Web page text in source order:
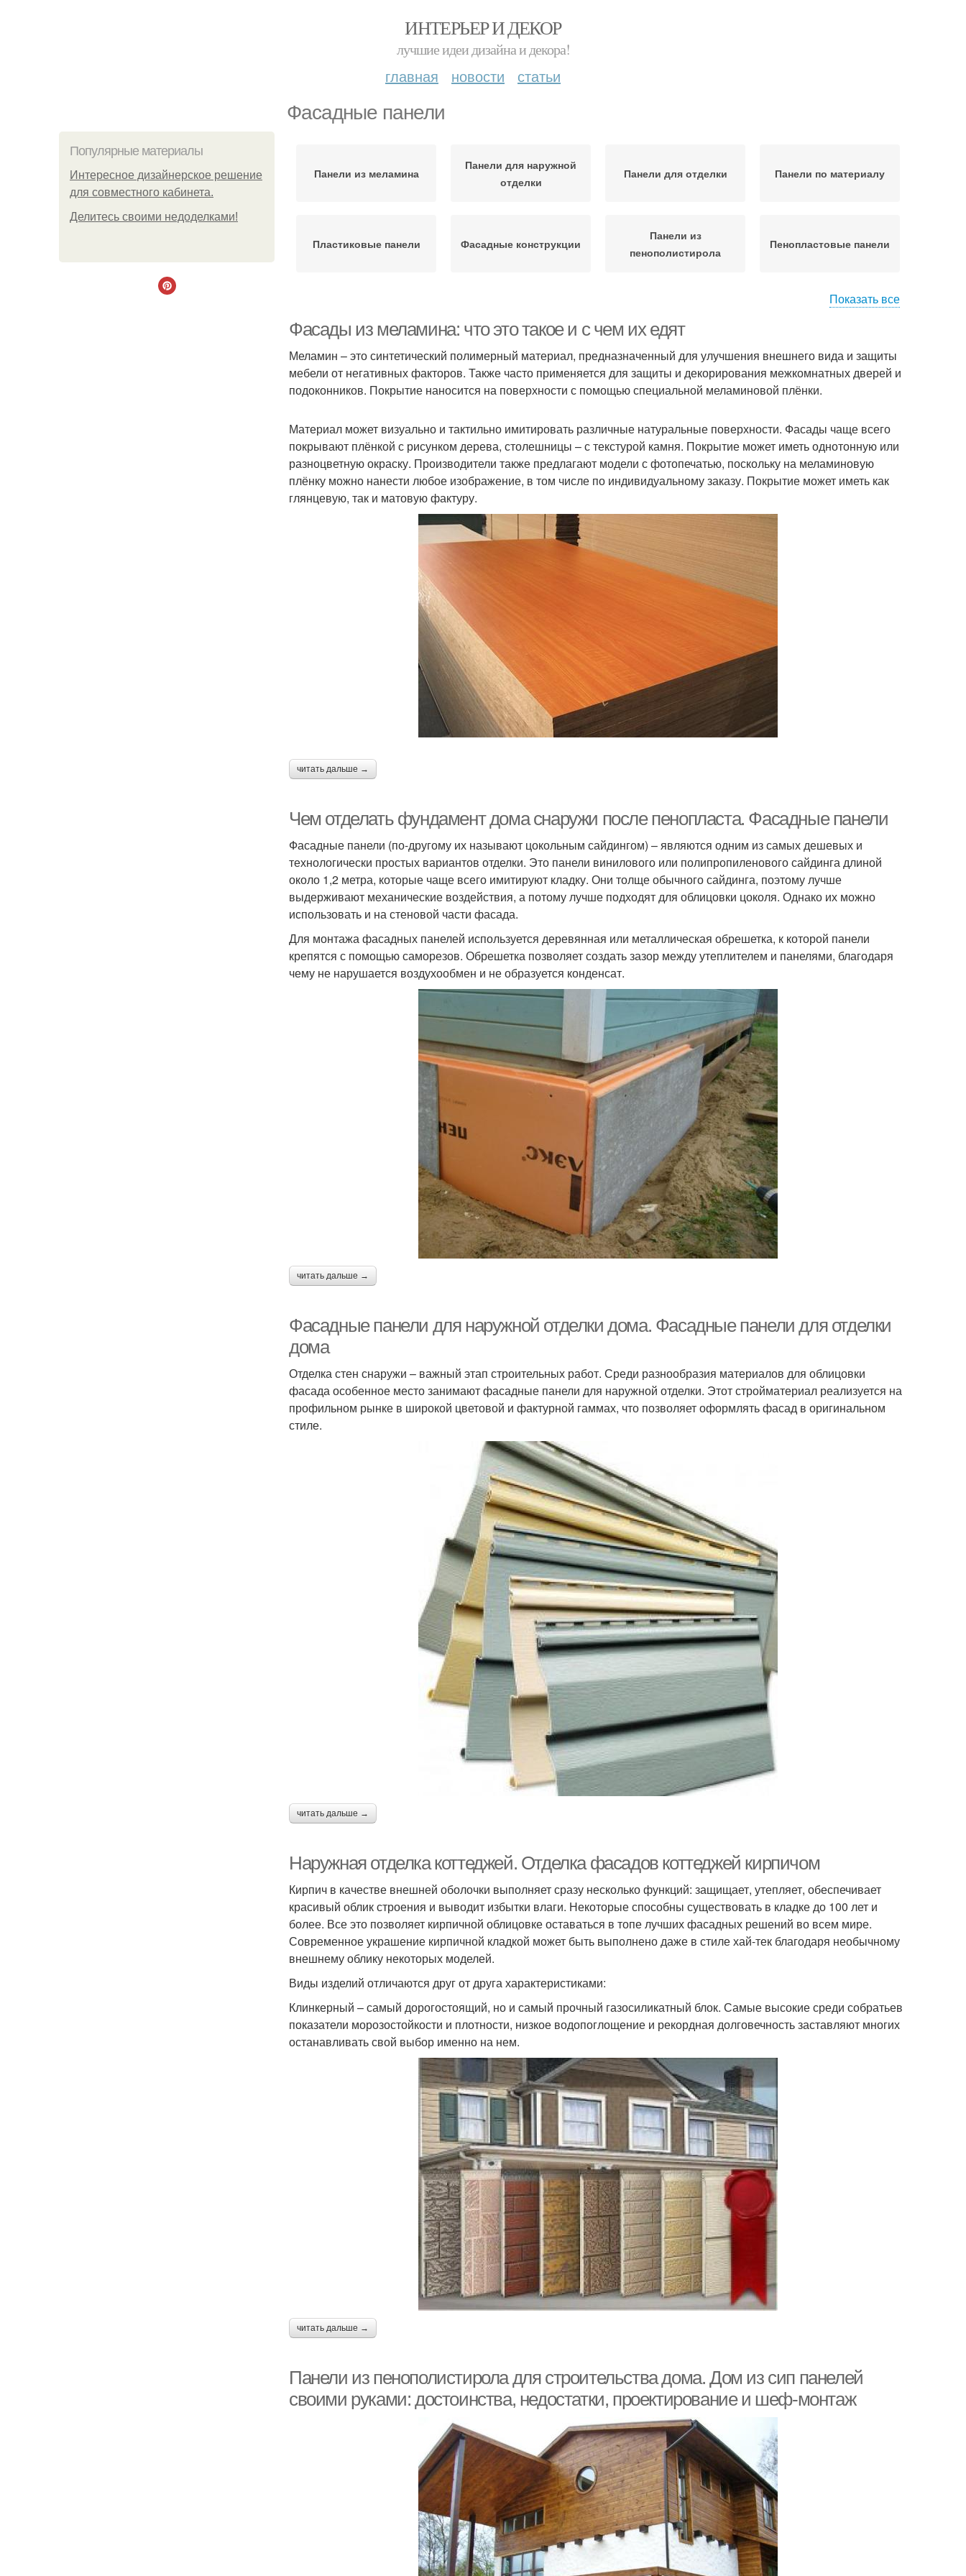
ИНТЕРЬЕР И ДЕКОР
лучшие идеи дизайна и декора!
главная новости статьи
Фасадные панели
Популярные материалы
Интересное дизайнерское решение
для совместного кабинета.
Делитесь своими недоделками!
Панели из меламина
Панели для наружной
отделки
Панели для отделки Панели по материалу
Пластиковые панели Фасадные конструкции
Панели из
пенополистирола
Пенопластовые панели
пенополистирола
Панели на свайный
фундамент
Панели для стен Панели с утеплителем
Показать все
Фасады из меламина: что это такое и с чем их едят
Меламин – это синтетический полимерный материал, предназначенный для улучшения внешнего вида и защиты
мебели от негативных факторов. Также часто применяется для защиты и декорирования межкомнатных дверей и
подоконников. Покрытие наносится на поверхности с помощью специальной меламиновой плёнки.
Материал может визуально и тактильно имитировать различные натуральные поверхности. Фасады чаще всего
покрывают плёнкой с рисунком дерева, столешницы – с текстурой камня. Покрытие может иметь однотонную или
разноцветную окраску. Производители также предлагают модели с фотопечатью, поскольку на меламиновую
плёнку можно нанести любое изображение, в том числе по индивидуальному заказу. Покрытие может иметь как
глянцевую, так и матовую фактуру.
читать дальше →
Чем отделать фундамент дома снаружи после пенопласта. Фасадные панели
Фасадные панели (по-другому их называют цокольным сайдингом) – являются одним из самых дешевых и
технологически простых вариантов отделки. Это панели винилового или полипропиленового сайдинга длиной
около 1,2 метра, которые чаще всего имитируют кладку. Они толще обычного сайдинга, поэтому лучше
выдерживают механические воздействия, а потому лучше подходят для облицовки цоколя. Однако их можно
использовать и на стеновой части фасада.
Для монтажа фасадных панелей используется деревянная или металлическая обрешетка, к которой панели
крепятся с помощью саморезов. Обрешетка позволяет создать зазор между утеплителем и панелями, благодаря
чему не нарушается воздухообмен и не образуется конденсат.
читать дальше →
Фасадные панели для наружной отделки дома. Фасадные панели для отделки
дома
Отделка стен снаружи – важный этап строительных работ. Среди разнообразия материалов для облицовки
фасада особенное место занимают фасадные панели для наружной отделки. Этот стройматериал реализуется на
профильном рынке в широкой цветовой и фактурной гаммах, что позволяет оформлять фасад в оригинальном
стиле.
читать дальше →
Наружная отделка коттеджей. Отделка фасадов коттеджей кирпичом
Кирпич в качестве внешней оболочки выполняет сразу несколько функций: защищает, утепляет, обеспечивает
красивый облик строения и выводит избытки влаги. Некоторые способны существовать в кладке до 100 лет и
более. Все это позволяет кирпичной облицовке оставаться в топе лучших фасадных решений во всем мире.
Современное украшение кирпичной кладкой может быть выполнено даже в стиле хай-тек благодаря необычному
внешнему облику некоторых моделей.
Виды изделий отличаются друг от друга характеристиками:
Клинкерный – самый дорогостоящий, но и самый прочный газосиликатный блок. Самые высокие среди собратьев
показатели морозостойкости и плотности, низкое водопоглощение и рекордная долговечность заставляют многих
останавливать свой выбор именно на нем.
читать дальше →
Панели из пенополистирола для строительства дома. Дом из сип панелей
своими руками: достоинства, недостатки, проектирование и шеф-монтаж